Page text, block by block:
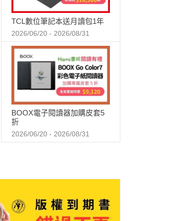
TCL數位筆記本送月讀包1年
2026/06/20 - 2026/08/31
BOOX電子閱讀器加購皮套5
折
2026/06/20 - 2026/08/31